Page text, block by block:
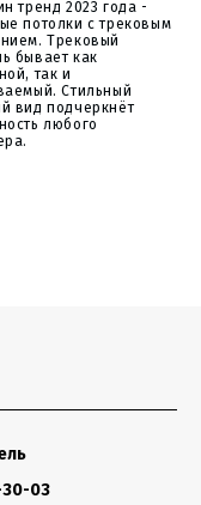
тренд 2023 года -
потолки с трековым
Трековый
бывает как
так и
Стильный
вид подчеркнёт
любого
03